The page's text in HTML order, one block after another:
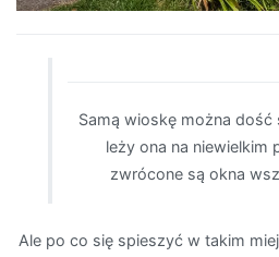
Samą wioskę można
leży ona na niewielkim
zwrócone są okna
Ale po co się spieszyć w takim